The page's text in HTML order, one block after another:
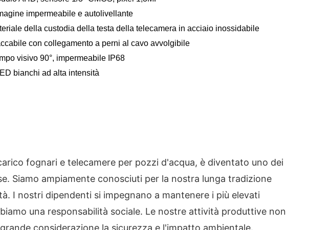
impermeabile e autolivellante
della custodia della testa della telecamera in acciaio inossidabile
con collegamento a perni al cavo avvolgibile
visivo 90°, impermeabile IP68
bianchi ad alta intensità
fognari e telecamere per pozzi d'acqua, è diventato uno dei
Siamo ampiamente conosciuti per la nostra lunga tradizione
I nostri dipendenti si impegnano a mantenere i più elevati
una responsabilità sociale. Le nostre attività produttive non
considerazione la sicurezza e l'impatto ambientale.